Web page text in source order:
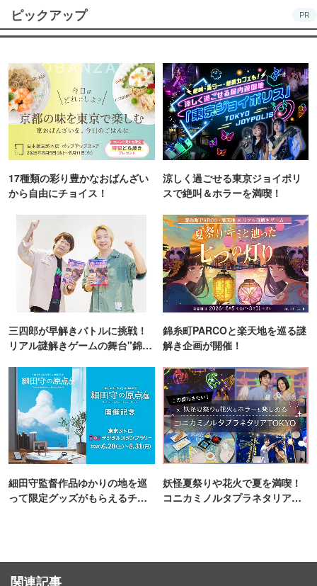
ピックアップ PR
17種類の彩り豊かなおばんざい
から自由にチョイス！
涼しく過ごせる東京ジョイポリ
スで絶叫＆ホラーを満喫！
三四郎が早解きバトルに挑戦！
リアル謎解きゲームの舞台"錦糸
錦糸町PARCOと楽天地を巡る謎
解き企画が開催！
細田守監督作品ゆかりの地を巡
って限定グッズがもらえるチャ
妖怪夏祭りや花火で夏を満喫！
コニカミノルタプラネタリア
関連記事